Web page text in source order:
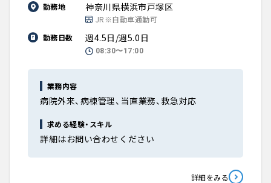
勤務地 神奈川県横浜市戸塚区
JR※自動車通勤可
勤務日数
週4.5日/週5.0日
08:30〜17:00
業務内容
病院外来、病棟管理、当直業務、救急対応
求める経験・スキル
詳細はお問い合わせください
詳細をみる